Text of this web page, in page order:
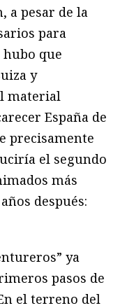
a pesar de la
para
que
y
material
España de
precisamente
el segundo
más
después:
ya
pasos de
el terreno del